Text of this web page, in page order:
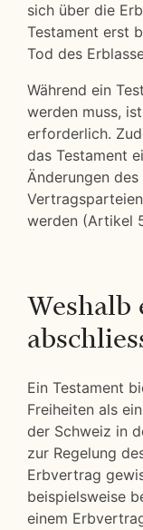
sich über die
Testament erst
Tod des
Während ein
werden muss,
erforderlich.
das Testament
Änderungen
werden (Artikel
Weshalb
Ein Testament
Freiheiten als
der Schweiz in
zur Regelung
Erbvertrag
beispielsweise
einem